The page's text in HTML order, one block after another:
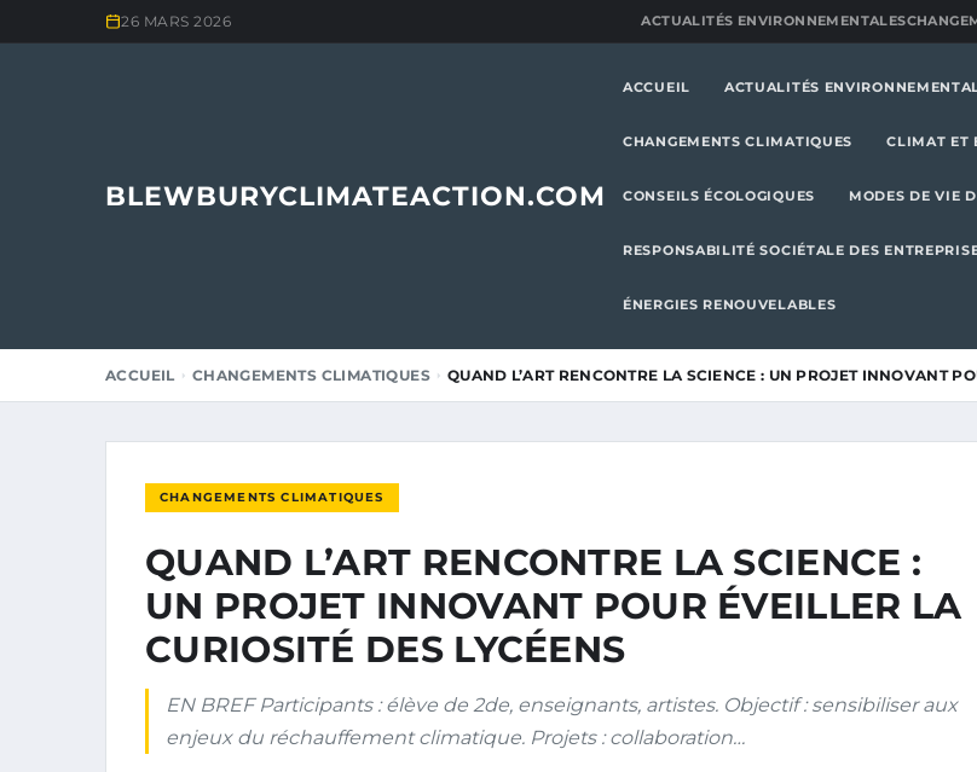
26 MARS 2026 ACTUALITÉS ENVIRONNEMENTALES
BLEWBURYCLIMATEACTION.COM
ACCUEIL ACTUALITÉS
CHANGEMENTS CLIMATIQUES CLIMAT ET
CONSEILS ÉCOLOGIQUES MODES DE VIE
RESPONSABILITÉ SOCIÉTALE DES
ÉNERGIES RENOUVELABLES
ACCUEIL CHANGEMENTS CLIMATIQUES QUAND L’ART RENCONTRE LA SCIENCE : UN PROJET INNOVANT
CHANGEMENTS CLIMATIQUES
QUAND L’ART RENCONTRE LA SCIENCE :
UN PROJET INNOVANT POUR ÉVEILLER LA
CURIOSITÉ DES LYCÉENS
EN BREF Participants : élève de 2de, enseignants, artistes. Objectif : sensibiliser aux
enjeux du réchauffement climatique. Projets : collaboration…